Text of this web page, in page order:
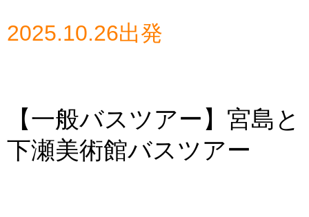
ツアーのご案内
経営者様向け がん検診旅行
2025.10.26出発
【一般バスツアー】宮島と
下瀬美術館バスツアー